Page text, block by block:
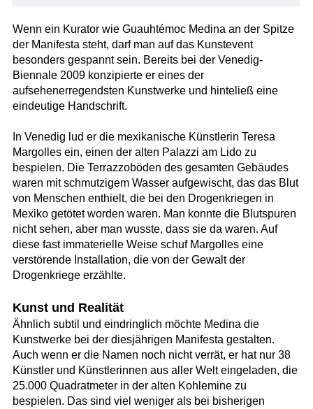
Wenn ein Kurator wie Guauhtémoc Medina an der Spitze
der Manifesta steht, darf man auf das Kunstevent
besonders gespannt sein. Bereits bei der Venedig-
Biennale 2009 konzipierte er eines der
aufsehenerregendsten Kunstwerke und hinteließ eine
eindeutige Handschrift.
In Venedig lud er die mexikanische Künstlerin Teresa
Margolles ein, einen der alten Palazzi am Lido zu
bespielen. Die Terrazzoböden des gesamten Gebäudes
waren mit schmutzigem Wasser aufgewischt, das das Blut
von Menschen enthielt, die bei den Drogenkriegen in
Mexiko getötet worden waren. Man konnte die Blutspuren
nicht sehen, aber man wusste, dass sie da waren. Auf
diese fast immaterielle Weise schuf Margolles eine
verstörende Installation, die von der Gewalt der
Drogenkriege erzählte.
Kunst und Realität
Ähnlich subtil und eindringlich möchte Medina die
Kunstwerke bei der diesjährigen Manifesta gestalten.
Auch wenn er die Namen noch nicht verrät, er hat nur 38
Künstler und Künstlerinnen aus aller Welt eingeladen, die
25.000 Quadratmeter in der alten Kohlemine zu
bespielen. Das sind viel weniger als bei bisherigen